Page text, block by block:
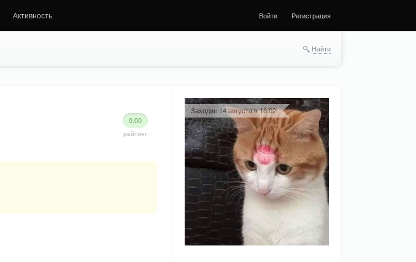
Активность Войти Регистрация
Найти
0.00
рейтинг
Заходил 14 августа в 16:02